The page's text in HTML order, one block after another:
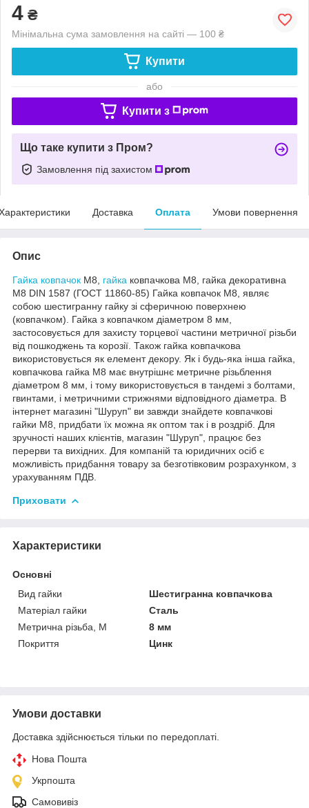
4 ₴
Мінімальна сума замовлення на сайті — 100 ₴
Купити
або
Купити з
Що таке купити з Пром?
Замовлення під захистом
Доставка Оплата Умови повернення
Опис
Гайка ковпачок М8, гайка ковпачкова М8, гайка декоративна
М8 DIN 1587 (ГОСТ 11860-85) Гайка ковпачок М8, являє
собою шестигранну гайку зі сферичною поверхнею
(ковпачком). Гайка з ковпачком діаметром 8 мм,
застосовується для захисту торцевої частини метричної різьби
від пошкоджень та корозії. Також гайка ковпачкова
використовується як елемент декору. Як і будь-яка інша гайка,
ковпачкова гайка М8 має внутрішнє метричне різьблення
діаметром 8 мм, і тому використовується в тандемі з болтами,
гвинтами, і метричними стрижнями відповідного діаметра. В
інтернет магазині "Шуруп" ви завжди знайдете ковпачкові
гайки М8, придбати їх можна як оптом так і в роздріб. Для
зручності наших клієнтів, магазин "Шуруп", працює без
перерви та вихідних. Для компаній та юридичних осіб є
можливість придбання товару за безготівковим розрахунком, з
урахуванням ПДВ.
Приховати
Характеристики
Основні
Вид гайки
Шестигранна ковпачкова
Матеріал гайки
Сталь
Метрична різьба, М
8 мм
Покриття
Цинк
Умови доставки
Доставка здійснюється тільки по передоплаті.
Нова Пошта
Укрпошта
Самовивіз